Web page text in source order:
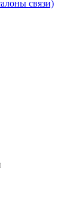
связи)